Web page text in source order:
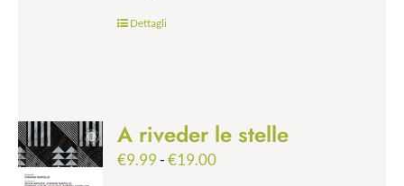
Dettagli
A riveder le stelle
€9.99-€19.00Fascia